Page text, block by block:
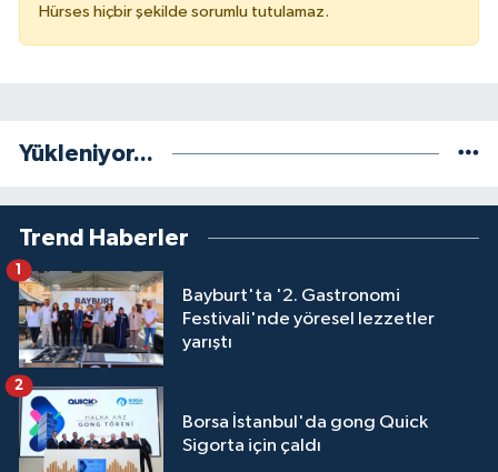
Hürses hiçbir şekilde sorumlu tutulamaz.
Yükleniyor...
Trend Haberler
Bayburt'ta '2. Gastronomi
Festivali'nde yöresel lezzetler
yarıştı
1
Borsa İstanbul'da gong Quick
Sigorta için çaldı
2